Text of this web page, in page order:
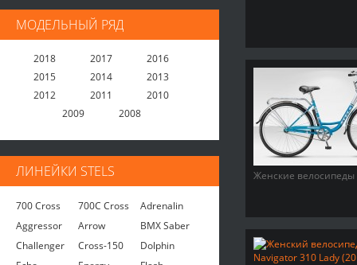
МОДЕЛЬНЫЙ РЯД
2018 2017
2016
2015
2014
2013
2012
2011
2010
2009
2008
ЛИНЕЙКИ STELS
700 Cross 700C Cross
Adrenalin
Aggressor
Arrow
BMX Saber
Challenger
Cross-150
Dolphin
Женские велосипеды